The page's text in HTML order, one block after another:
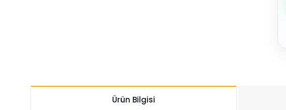
Ürün Bilgisi